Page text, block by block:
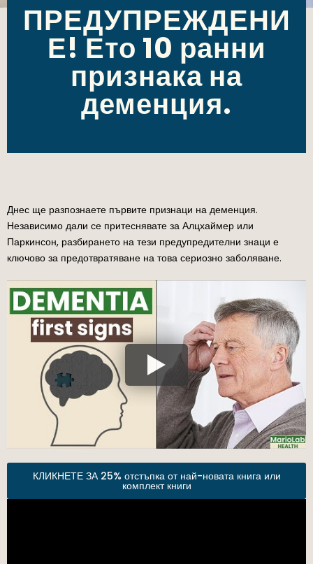
ПРЕДУПРЕЖДЕНИ
Е! Ето 10 ранни
признака на
деменция.
Днес ще разпознаете първите признаци на деменция.
Независимо дали се притеснявате за Алцхаймер или
Паркинсон, разбирането на тези предупредителни знаци е
ключово за предотвратяване на това сериозно заболяване.
КЛИКНЕТЕ ЗА 25% отстъпка от най-новата книга или
комплект книги